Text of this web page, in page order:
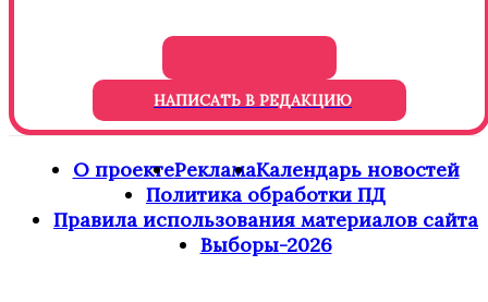
НАПИСАТЬ В РЕДАКЦИЮ
О проектеРекламаКалендарь новостей
Политика обработки ПД
Правила использования материалов сайта
Выборы-2026